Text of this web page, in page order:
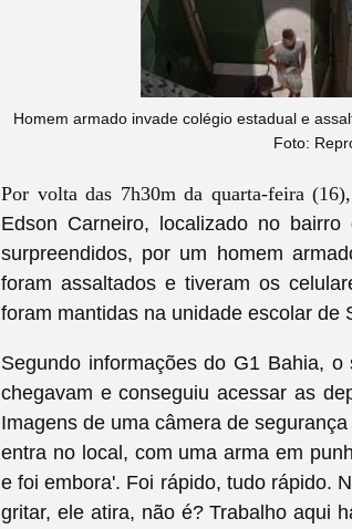
Homem armado invade colégio estadual e
Foto:
Por volta das 7h30m da quarta-feira
Edson Carneiro, localizado no
surpreendidos, por um homem
foram assaltados e tiveram os
foram mantidas na unidade escolar de
Segundo informações do G1 Bahia,
chegavam e conseguiu acessar as
Imagens de uma câmera de
entra no local, com uma arma em
e foi embora'. Foi rápido, tudo rápido.
gritar, ele atira, não é? Trabalho aqui